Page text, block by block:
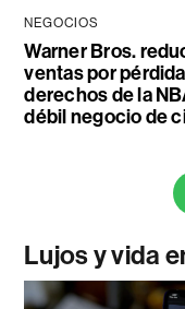
NEGOCIOS
Warner Bros.
ventas por
derechos de la
débil negocio de
Lujos y vida